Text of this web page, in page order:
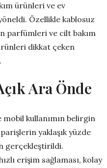
ürünleri ve ev
Özellikle kablosuz
parfümleri ve cilt bakım
dikkat çeken
Ara Önde
kullanımın belirgin
yaklaşık yüzde
gerçekleştirildi.
erişim sağlaması, kolay